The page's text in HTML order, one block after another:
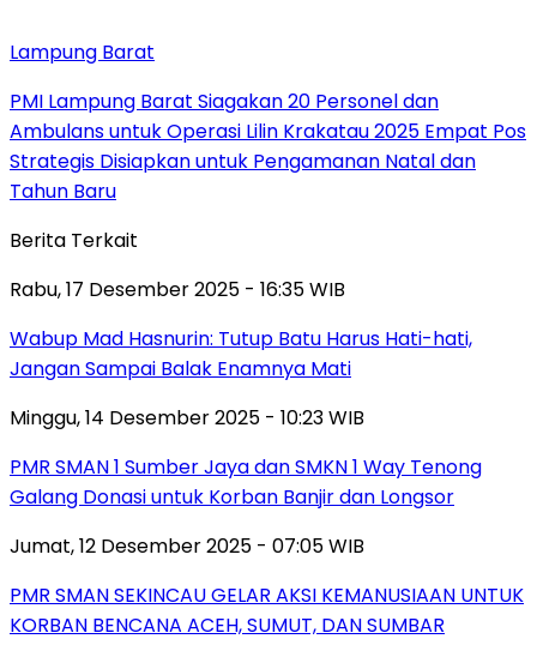
Lampung Barat
PMI Lampung Barat Siagakan 20 Personel dan
Ambulans untuk Operasi Lilin Krakatau 2025 Empat Pos
Strategis Disiapkan untuk Pengamanan Natal dan
Tahun Baru
Berita Terkait
Rabu, 17 Desember 2025 - 16:35 WIB
Wabup Mad Hasnurin: Tutup Batu Harus Hati-hati,
Jangan Sampai Balak Enamnya Mati
Minggu, 14 Desember 2025 - 10:23 WIB
PMR SMAN 1 Sumber Jaya dan SMKN 1 Way Tenong
Galang Donasi untuk Korban Banjir dan Longsor
Jumat, 12 Desember 2025 - 07:05 WIB
PMR SMAN SEKINCAU GELAR AKSI KEMANUSIAAN UNTUK
KORBAN BENCANA ACEH, SUMUT, DAN SUMBAR